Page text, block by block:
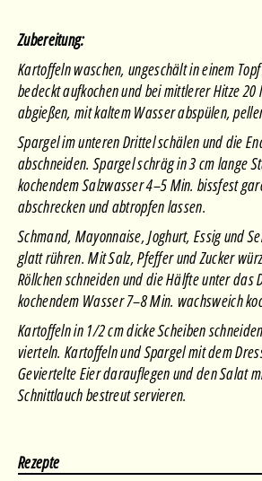
Zubereitung:
Kartoffeln waschen, ungeschält in einem
bedeckt aufkochen und bei mittlerer Hitze
abgießen, mit kaltem Wasser abspülen,
Spargel im unteren Drittel schälen und die
abschneiden. Spargel schräg in 3 cm lange
kochendem Salzwasser 4–5 Min. bissfest
abschrecken und abtropfen lassen.
Schmand, Mayonnaise, Joghurt, Essig und
glatt rühren. Mit Salz, Pfeffer und Zucker
Röllchen schneiden und die Hälfte unter das
kochendem Wasser 7–8 Min. wachsweich
Kartoffeln in 1/2 cm dicke Scheiben
vierteln. Kartoffeln und Spargel mit dem
Geviertelte Eier darauflegen und den Salat
Schnittlauch bestreut servieren.
Rezepte